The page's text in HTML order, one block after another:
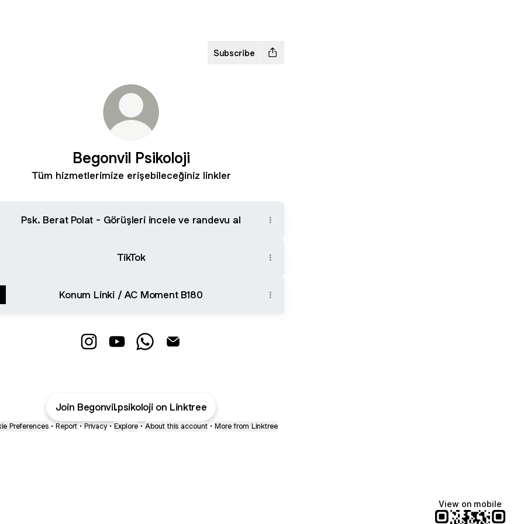
Subscribe
Begonvil Psikoloji
Tüm hizmetlerimize erişebileceğiniz linkler
Psk. Berat Polat - Görüşleri incele ve randevu al
TikTok
Konum Linki / AC Moment B180
Join Begonvil.psikoloji on Linktree
Preferences • Report • Privacy • Explore • About this account • More from Linktree
View on mobile